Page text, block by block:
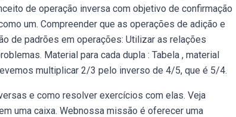
de operação inversa com objetivo de confirmação
um. Compreender que as operações de adição e
de padrões em operações: Utilizar as relações
Material para cada dupla : Tabela , material
multiplicar 2/3 pelo inverso de 4/5, que é 5/4.
e como resolver exercícios com elas. Veja
uma caixa. Webnossa missão é oferecer uma